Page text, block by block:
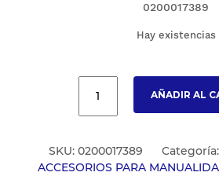
0200017389
Hay existencias
AÑADIR AL
SKU: 0200017389 Categoría:
ACCESORIOS PARA